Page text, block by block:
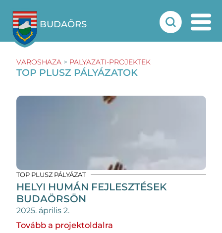
BUDAÖRS
VAROSHAZA > PALYAZATI-PROJEKTEK
TOP PLUSZ PÁLYÁZATOK
TOP PLUSZ PÁLYÁZAT
HELYI HUMÁN FEJLESZTÉSEK
BUDAÖRSÖN
2025. április 2.
Tovább a projektoldalra